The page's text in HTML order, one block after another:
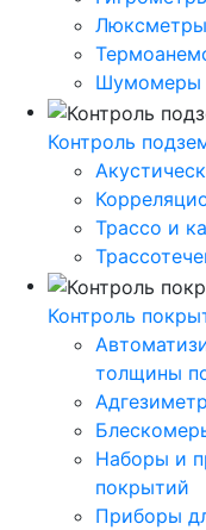
Шумомеры
Контроль
Трассо и
Контроль
толщины
Наборы и
покрытий
Приборы